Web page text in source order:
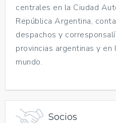
centrales en la Ciudad
República Argentina,
despachos y
provincias argentinas y
mundo.
Socios